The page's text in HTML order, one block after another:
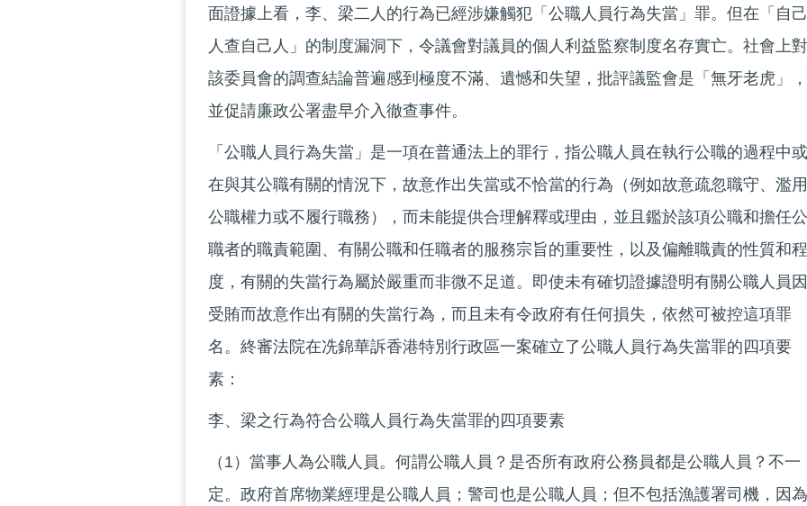
面證據上看，李、梁二人的行為已經涉嫌觸犯「公職人員行為失當」罪。但在「自己
人查自己人」的制度漏洞下，令議會對議員的個人利益監察制度名存實亡。社會上對
該委員會的調查結論普遍感到極度不滿、遺憾和失望，批評議監會是「無牙老虎」，
並促請廉政公署盡早介入徹查事件。
「公職人員行為失當」是一項在普通法上的罪行，指公職人員在執行公職的過程中或
在與其公職有關的情況下，故意作出失當或不恰當的行為（例如故意疏忽職守、濫用
公職權力或不履行職務），而未能提供合理解釋或理由，並且鑑於該項公職和擔任公
職者的職責範圍、有關公職和任職者的服務宗旨的重要性，以及偏離職責的性質和程
度，有關的失當行為屬於嚴重而非微不足道。即使未有確切證據證明有關公職人員因
受賄而故意作出有關的失當行為，而且未有令政府有任何損失，依然可被控這項罪
名。終審法院在冼錦華訴香港特別行政區一案確立了公職人員行為失當罪的四項要
素：
李、梁之行為符合公職人員行為失當罪的四項要素
（1）當事人為公職人員。何謂公職人員？是否所有政府公務員都是公職人員？不一
定。政府首席物業經理是公職人員；警司也是公職人員；但不包括漁護署司機，因為